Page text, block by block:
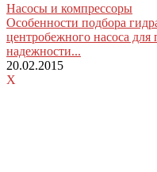
Насосы и компрессоры
Особенности подбора
центробежного насоса
надежности...
20.02.2015
X